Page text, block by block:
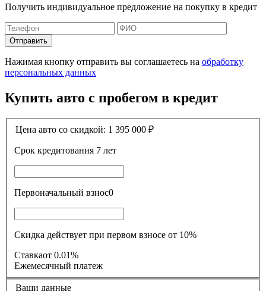
Получить индивидуальное предложение на покупку в кредит
Отправить
Нажимая кнопку отправить вы соглашаетесь на обработку
персональных данных
Купить авто с пробегом в кредит
Цена авто со скидкой: 1 395 000 ₽
Срок кредитования 7 лет
Первоначальный взнос0
Скидка действует при первом взносе от 10%
Ставкаот 0.01%
Ежемесячный платеж
Ваши данные